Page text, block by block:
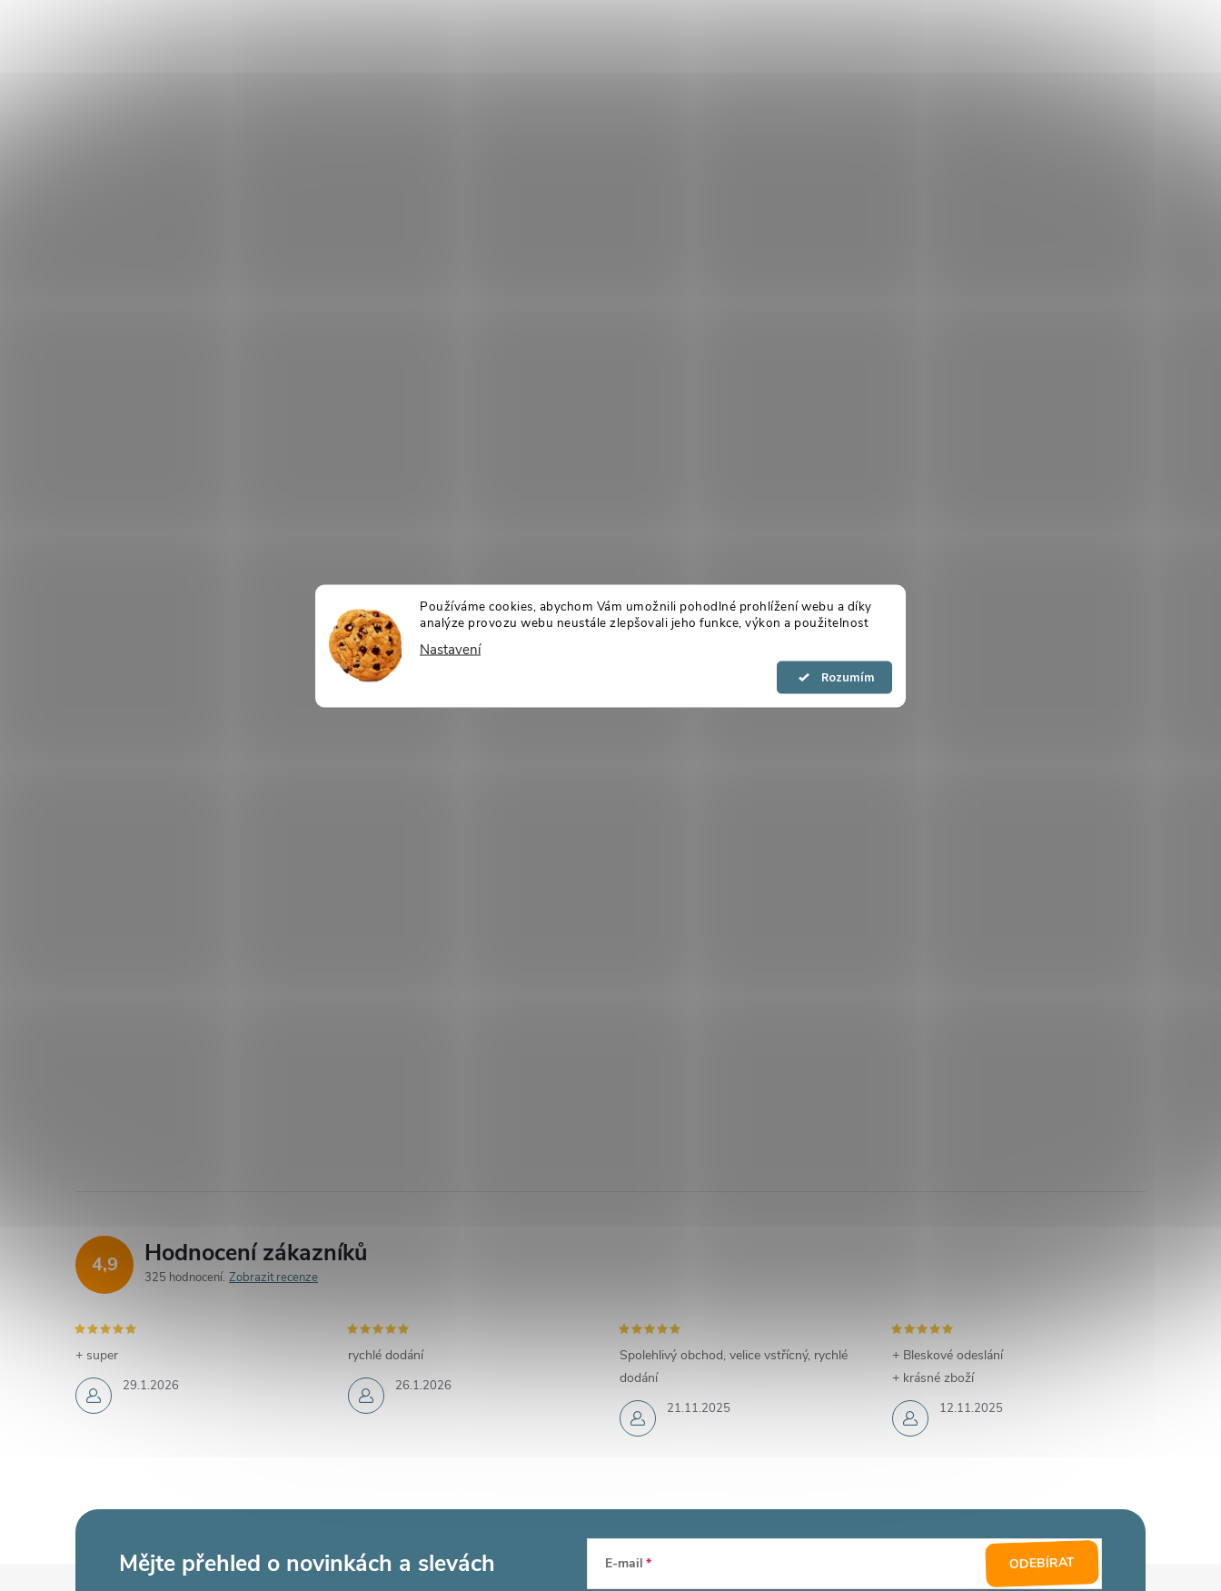
Používáme cookies, abychom Vám umožnili pohodlné prohlížení webu a díky
analýze provozu webu neustále zlepšovali jeho funkce, výkon a použitelnost
Nastavení
Souhlasím
4,9 Hodnocení zákazníků
325 hodnocení Zobrazit recenze
29.1.2026
+ super
26.1.2026
rychlé dodání
21.11.2025
Spolehlivý obchod, velice vstřícný, rychlé
dodání
12.11.2025
+ Bleskové odeslání
+ krásné zboží
Mějte přehled o novinkách a slevách E-mail ODEBÍRAT